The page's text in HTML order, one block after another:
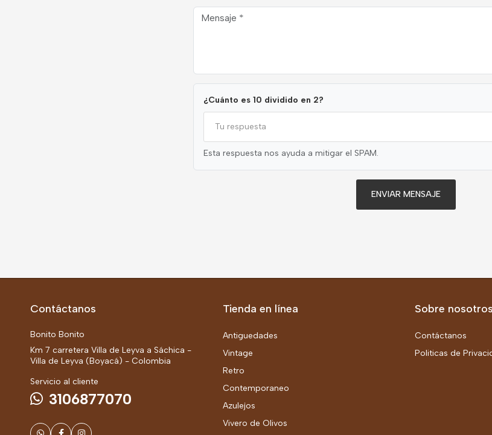
¿Cuánto es 10 dividido en 2?
Esta respuesta nos ayuda a mitigar el SPAM.
ENVIAR MENSAJE
Contáctanos
Bonito Bonito
Km 7 carretera Villa de Leyva a Sáchica -
Villa de Leyva (Boyacá) - Colombia
Servicio al cliente
3106877070
Tienda en línea
Antiguedades
Vintage
Retro
Contemporaneo
Azulejos
Vivero de Olivos
Sobre nosotros
Contáctanos
Politicas de